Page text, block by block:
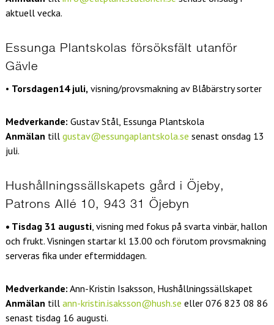
aktuell vecka.
Essunga Plantskolas försöksfält utanför
Gävle
• Torsdagen14 juli, visning/provsmakning av Blåbärstry sorter
Medverkande: Gustav Stål, Essunga Plantskola
Anmälan till gustav@essungaplantskola.se senast onsdag 13
juli.
Hushållningssällskapets gård i Öjeby,
Patrons Allé 10, 943 31 Öjebyn
• Tisdag 31 augusti, visning med fokus på svarta vinbär, hallon
och frukt. Visningen startar kl 13.00 och förutom provsmakning
serveras fika under eftermiddagen.
Medverkande: Ann-Kristin Isaksson, Hushållningssällskapet
Anmälan till ann-kristin.isaksson@hush.se eller 076 823 08 86
senast tisdag 16 augusti.